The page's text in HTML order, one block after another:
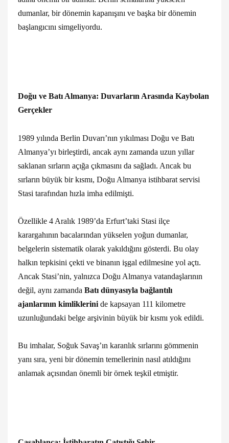
dumanlar, bir dönemin kapanışını ve başka bir dönemin
başlangıcını simgeliyordu.
Doğu ve Batı Almanya: Duvarların Arasında Kaybolan
Gerçekler
1989 yılında Berlin Duvarı’nın yıkılması Doğu ve Batı
Almanya’yı birleştirdi, ancak aynı zamanda uzun yıllar
saklanan sırların açığa çıkmasını da sağladı. Ancak bu
sırların büyük bir kısmı, Doğu Almanya istihbarat servisi
Stasi tarafından hızla imha edilmişti.
Özellikle 4 Aralık 1989’da Erfurt’taki Stasi ilçe
karargahının bacalarından yükselen yoğun dumanlar,
belgelerin sistematik olarak yakıldığını gösterdi. Bu olay
halkın tepkisini çekti ve binanın işgal edilmesine yol açtı.
Ancak Stasi’nin, yalnızca Doğu Almanya vatandaşlarının
değil, aynı zamanda Batı dünyasıyla bağlantılı
ajanlarının kimliklerini de kapsayan 111 kilometre
uzunluğundaki belge arşivinin büyük bir kısmı yok edildi.
Bu imhalar, Soğuk Savaş’ın karanlık sırlarını gömmenin
yanı sıra, yeni bir dönemin temellerinin nasıl atıldığını
anlamak açısından önemli bir örnek teşkil etmiştir.